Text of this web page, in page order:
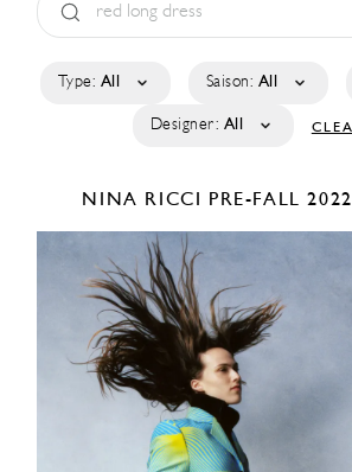
Type: All Saison: All
Designer: All
NINA RICCI PRE-FALL 2022